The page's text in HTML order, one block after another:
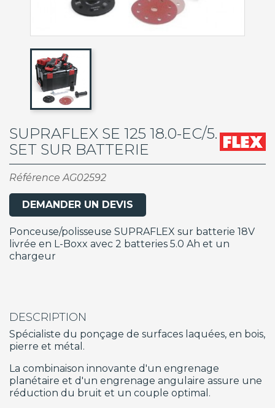
SUPRAFLEX SE 125 18.0-EC/5.
SET SUR BATTERIE
Référence AG02592
DEMANDER UN DEVIS
Ponceuse/polisseuse SUPRAFLEX sur batterie 18V
livrée en L-Boxx avec 2 batteries 5.0 Ah et un
chargeur
DESCRIPTION
Spécialiste du ponçage de surfaces laquées, en bois,
pierre et métal.
La combinaison innovante d'un engrenage
planétaire et d'un engrenage angulaire assure une
réduction du bruit et un couple optimal.